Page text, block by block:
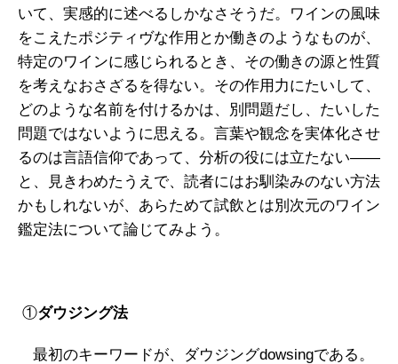
いて、実感的に述べるしかなさそうだ。ワインの風味
をこえたポジティヴな作用とか働きのようなものが、
特定のワインに感じられるとき、その働きの源と性質
を考えなおさざるを得ない。その作用力にたいして、
どのような名前を付けるかは、別問題だし、たいした
問題ではないように思える。言葉や観念を実体化させ
るのは言語信仰であって、分析の役には立たない――
と、見きわめたうえで、読者にはお馴染みのない方法
かもしれないが、あらためて試飲とは別次元のワイン
鑑定法について論じてみよう。
①ダウジング法
最初のキーワードが、ダウジングdowsingである。